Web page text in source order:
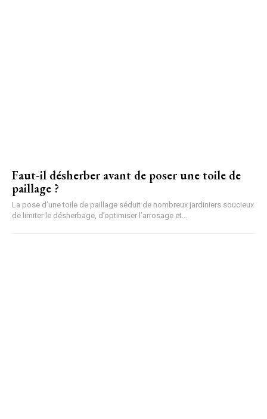
Faut-il désherber avant de poser une toile de
paillage ?
La pose d’une toile de paillage séduit de nombreux jardiniers soucieux
de limiter le désherbage, d’optimiser l’arrosage et...